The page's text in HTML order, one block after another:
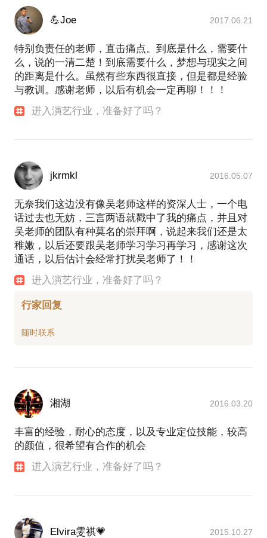
💪Joe 2017.06.21
特别负责任的老师，直击痛点。到底是什么，需要什
么，说的一清二楚！到底需要什么，梦想与现实之间
的距离是什么。虽然有些东西很直接，但是都是经验
与教训。感谢老师，以后有机会一定再聊！！！
进入演艺行业，准备好了吗？
jkrmkl 2016.05.07
无奈我们这边没有像吴老师这样的资深人士，一个电
话过去也无妨，三言两语就戳中了我的痛点，并且对
吴老师的团队有种莫名的崇拜啊，说起来我们还是太
稚嫩，以后还要跟吴老师学习学习再学习，感谢这次
通话，以后估计会经常打扰吴老师了！！
进入演艺行业，准备好了吗？
行家回复
湘湖 2016.03.20
丰富的经验，耐心的态度，以及专业定位技能，较高
的颜值，很希望有合作的机会
进入演艺行业，准备好了吗？
Elvira雯祺💗 2015.10.27